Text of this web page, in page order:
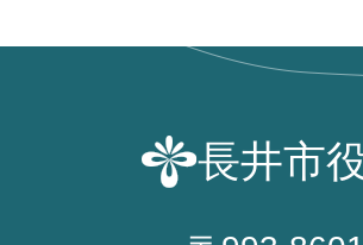
長井市